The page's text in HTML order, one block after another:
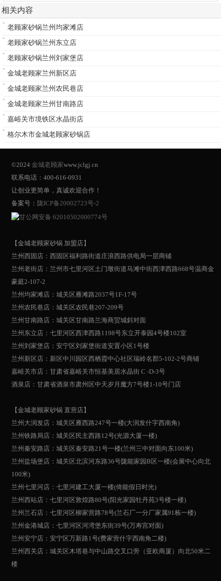
相关内容
老顾家砂锅兰州均家滩店
老顾家砂锅兰州东立店
老顾家砂锅兰州刘家堡店
金城老顾家兰州新区店
金城老顾家兰州农民巷店
金城老顾家兰州甘南路店
嘉峪关市境铁区水晶街店
格尔木市金城老顾家砂锅店
©2024金城老顾家www.jclgj.cn
联系电话：400-616-0931
让创业更简单，真诚欢迎合作！
备案号： 陇ICP备20002723号-2
甘公网安备 62010502000774号
【金城老顾家砂锅 加盟店】
兰州西固店：西固区福利路街道庄浪西路供电局一层商铺
兰州老街店：兰州市七里河区土门墩街道马滩中街西津西路668号温商金
豪庭2-107-2
兰州均家滩店：城关区雁滩路2037号1F-17号
兰州农民巷店：城关区农民巷207-209号
兰州甘南路店：城关区甘南路兰海商贸城斜对面
兰州东立店：七里河区西津西路1198号东立开泰园4号楼102室
兰州刘家堡店：安宁区刘家堡街道安置小区1号楼
兰州新区店：新区中川园区西栖霞中心社区瑞岭名郡5-102-2号商铺
嘉峪关市店：甘肃省嘉峪关市恒基美居水晶街 C -D-3号
酒泉店：甘肃省酒泉市肃州区中天岁月魔方7号楼1-10号门店
【金城老顾家砂锅 直营店】
兰州大润发店：城关区雁西路247号一楼(大润发什字西南角)
兰州铁路局店：城关区民主西路12号(光源大厦一楼)
兰州秦安路店：城关区秦安路21号一楼(兰州三中对面向东100米)
兰州盐场堡店：城关区北滨河东路36号陇能家园B区一楼(会展中心向北
100米)
兰州七里河店：七里河建工大厦一楼(倚能假日时光)
兰州西站店：七里河区敦煌路80号(阳光家园牡丹苑3号楼一楼)
兰州兰石店：七里河区柳家营路78号(兰石厂一分厂家属91栋一楼)
兰州金港城店：七里河区河湾堡东街39号(万寿宫对面)
兰州安宁店：安宁区万新路1号(费家营什字西南角二楼)
兰州西关店：城关区木塔巷与中山路交叉口旁（亚欧商厦）向北50米二
楼